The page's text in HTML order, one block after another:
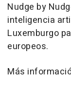
Nudge by
inteligencia
Luxemburgo
europeos.
Más